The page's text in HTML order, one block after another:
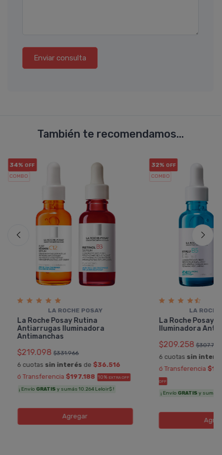
Enviar consulta
También te recomendamos...
34% OFF
COMBO
LA ROCHE POSAY
La Roche Posay Rutina
Antiarrugas Iluminadora
Antimanchas
$219.098 $331.966
6 cuotas sin interés de $36.516
ó Transferencia $197.188 10% EXTRA OFF
¡ Envío GRATIS y sumás 10.264 Leloir$ !
Agregar
32% OFF
COMBO
LA
La Roche Posay
Iluminadora
$209.258 $307.733
6 cuotas sin
ó Transferencia
OFF
¡ Envío GRATIS y sumás